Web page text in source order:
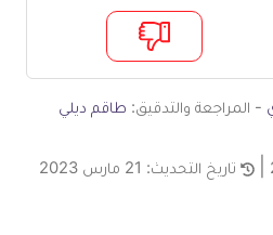
- المراجعة والتدقيق: طاقم ديلي
تاريخ التحديث: 21 مارس 2023